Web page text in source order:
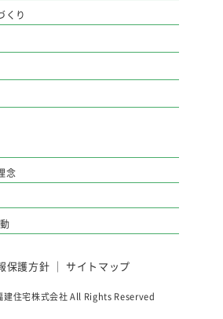
くり
念
保護方針 ｜サイトマップ
住宅株式会社 All Rights Reserved